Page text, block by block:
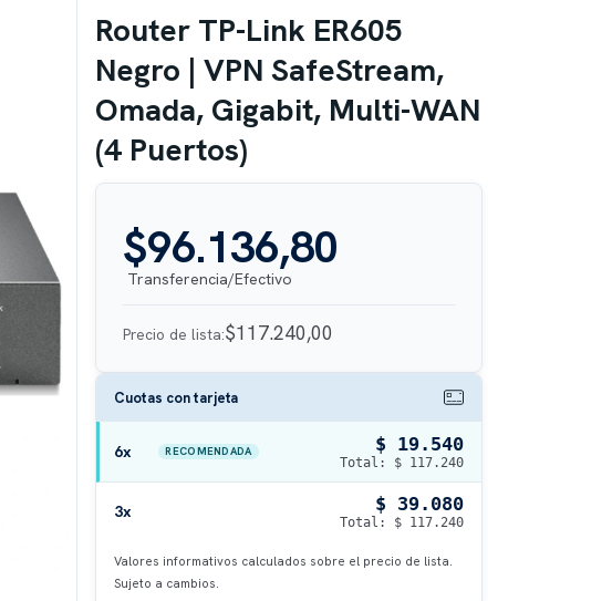
Router TP-Link ER605
Negro | VPN SafeStream,
Omada, Gigabit, Multi-WAN
(4 Puertos)
$96.136,80
Precio de lista:$117.240,00
Cuotas con tarjeta
6x RECOMENDADA $ 19.540
Total: $ 117.240
3x $ 39.080
Total: $ 117.240
Valores informativos calculados sobre el precio de lista.
Sujeto a cambios.